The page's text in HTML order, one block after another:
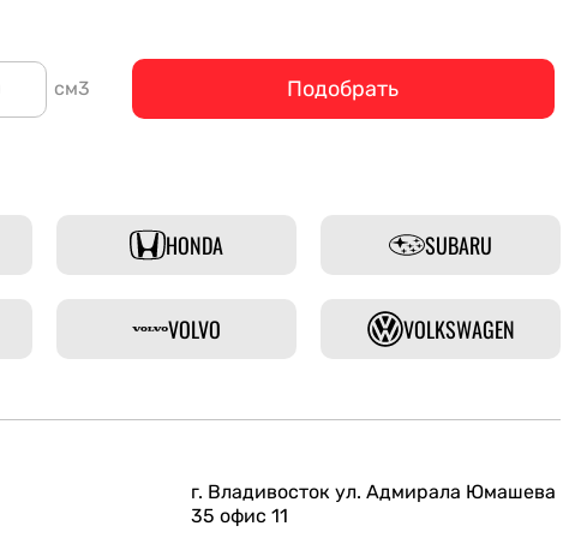
см3 Подобрать
HONDA SUBARU
VOLVO VOLKSWAGEN
г. Владивосток ул. Адмирала Юмашева
35 офис 11